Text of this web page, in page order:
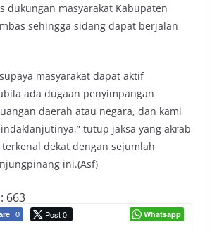
dukungan masyarakat Kabupaten
sehingga sidang dapat berjalan
masyarakat dapat aktif
ada dugaan penyimpangan
daerah atau negara, dan kami
tutup jaksa yang akrab
dekat dengan sejumlah
ini.(Asf)
663
0 Post 0 Whatsapp